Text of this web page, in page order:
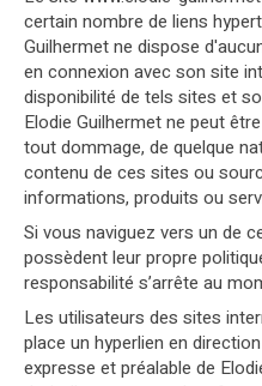
certain nombre de liens
Guilhermet ne dispose
en connexion avec son site
disponibilité de tels sites et
Elodie Guilhermet ne peut
tout dommage, de quelque
contenu de ces sites ou
informations, produits ou
Si vous naviguez vers un de
possèdent leur propre
responsabilité s’arrête au
Les utilisateurs des sites
place un hyperlien en
expresse et préalable de